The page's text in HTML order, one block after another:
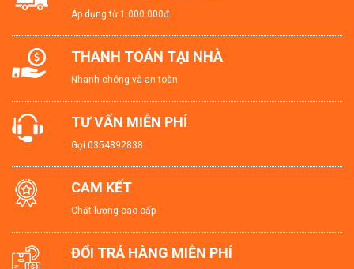
Áp dụng từ 1.000.000đ
THANH TOÁN TẠI NHÀ
Nhanh chóng và an toàn
TƯ VẤN MIỄN PHÍ
Gọi 0354892838
CAM KẾT
Chất lượng cao cấp
ĐỔI TRẢ HÀNG MIỄN PHÍ